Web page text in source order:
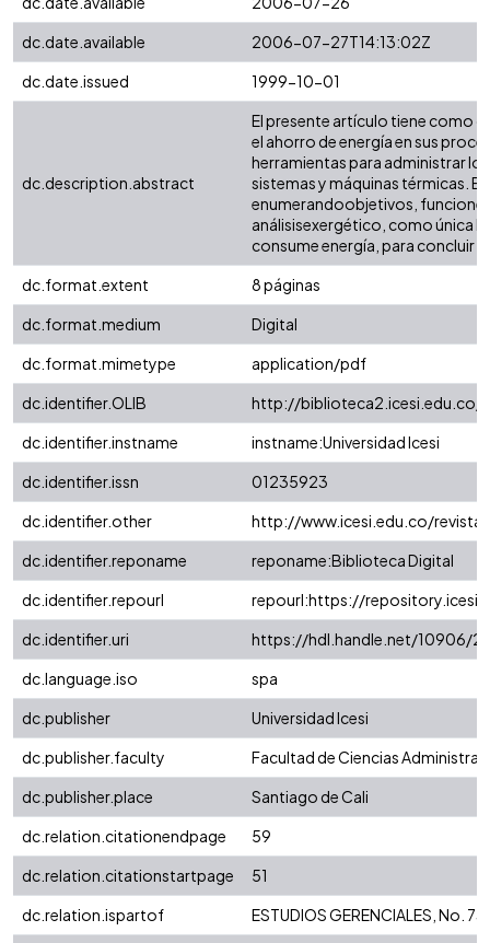
dc.date.available
2006-07-27T14:13:02Z
dc.date.issued
1999-10-01
dc.description.abstract
El presente artículo tiene como
el ahorro de energía en sus
herramientas para administrar
sistemas y máquinas térmicas.
enumerandoobjetivos,
análisisexergético, como única
consume energía, para concluir
dc.format.extent
8 páginas
dc.format.medium
Digital
dc.format.mimetype
application/pdf
dc.identifier.OLIB
http://biblioteca2.icesi.edu.co/
dc.identifier.instname
instname:Universidad Icesi
dc.identifier.issn
01235923
dc.identifier.other
http://www.icesi.edu.co/
dc.identifier.reponame
reponame:Biblioteca Digital
dc.identifier.repourl
repourl:https://
dc.identifier.uri
https://hdl.handle.net/10906/
dc.language.iso
spa
dc.publisher
Universidad Icesi
dc.publisher.faculty
Facultad de Ciencias
dc.publisher.place
Santiago de Cali
dc.relation.citationendpage
59
dc.relation.citationstartpage
51
dc.relation.ispartof
ESTUDIOS GERENCIALES, No.